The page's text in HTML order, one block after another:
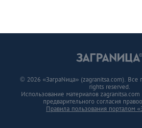
© 2026 «ЗаграNица» (zagranitsa.com).
rights reserved.
Использование материалов
предварительного согласия
Правила пользования порталом